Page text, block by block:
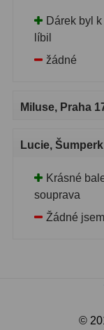
Adaptéry k
výťahom
Primárne zrkadlá
Turistika a
Dárek byl
líbil
žádné
Miluse, Praha
Lucie, Šumperk
Krásné
souprava
Žádné
©